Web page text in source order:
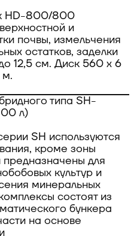
НD-800/800
и
почвы, измельчения
остатков, заделки
12,5 см. Диск 560 х 6
типа SH-
л)
SH используются
кроме зоны
для
культур и
минеральных
состоят из
бункера
на основе